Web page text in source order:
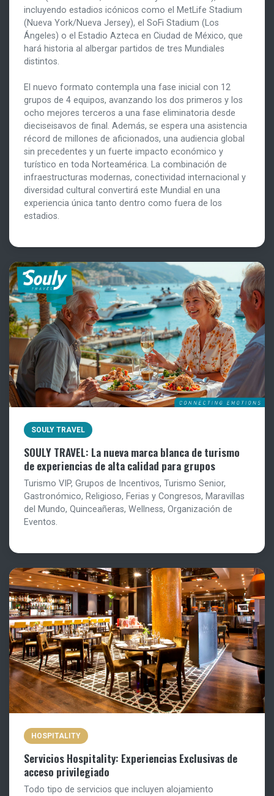
incluyendo estadios icónicos como el MetLife Stadium
(Nueva York/Nueva Jersey), el SoFi Stadium (Los
Ángeles) o el Estadio Azteca en Ciudad de México, que
hará historia al albergar partidos de tres Mundiales
distintos.
El nuevo formato contempla una fase inicial con 12
grupos de 4 equipos, avanzando los dos primeros y los
ocho mejores terceros a una fase eliminatoria desde
dieciseisavos de final. Además, se espera una asistencia
récord de millones de aficionados, una audiencia global
sin precedentes y un fuerte impacto económico y
turístico en toda Norteamérica. La combinación de
infraestructuras modernas, conectividad internacional y
diversidad cultural convertirá este Mundial en una
experiencia única tanto dentro como fuera de los
estadios.
SOULY TRAVEL
SOULY TRAVEL: La nueva marca blanca de turismo
de experiencias de alta calidad para grupos
Turismo VIP, Grupos de Incentivos, Turismo Senior,
Gastronómico, Religioso, Ferias y Congresos, Maravillas
del Mundo, Quinceañeras, Wellness, Organización de
Eventos.
HOSPITALITY
Servicios Hospitality: Experiencias Exclusivas de
acceso privilegiado
Todo tipo de servicios que incluyen alojamiento